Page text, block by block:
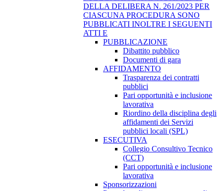
DELLA DELIBERA N. 261/2023 PER
CIASCUNA PROCEDURA SONO
PUBBLICATI INOLTRE I SEGUENTI
ATTI E
PUBBLICAZIONE
Dibattito pubblico
Documenti di gara
AFFIDAMENTO
Trasparenza dei contratti
pubblici
Pari opportunità e inclusione
lavorativa
Riordino della disciplina degli
affidamenti dei Servizi
pubblici locali (SPL)
ESECUTIVA
Collegio Consultivo Tecnico
(CCT)
Pari opportunità e inclusione
lavorativa
Sponsorizzazioni